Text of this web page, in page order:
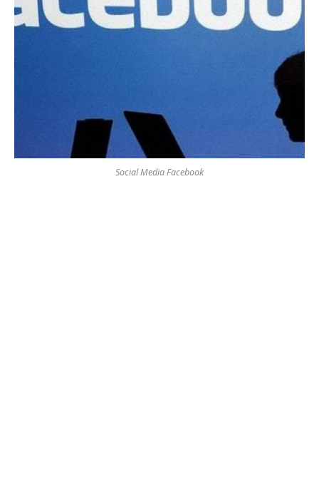
Social Media Facebook